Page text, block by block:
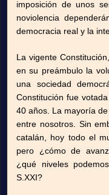
imposición de unos
noviolencia
democracia real y la
La vigente
en su preámbulo la
una sociedad
Constitución fue
40 años. La mayoría
entre nosotros. Sin
catalán, hoy todo el
pero ¿cómo de
¿qué niveles
S.XXI?